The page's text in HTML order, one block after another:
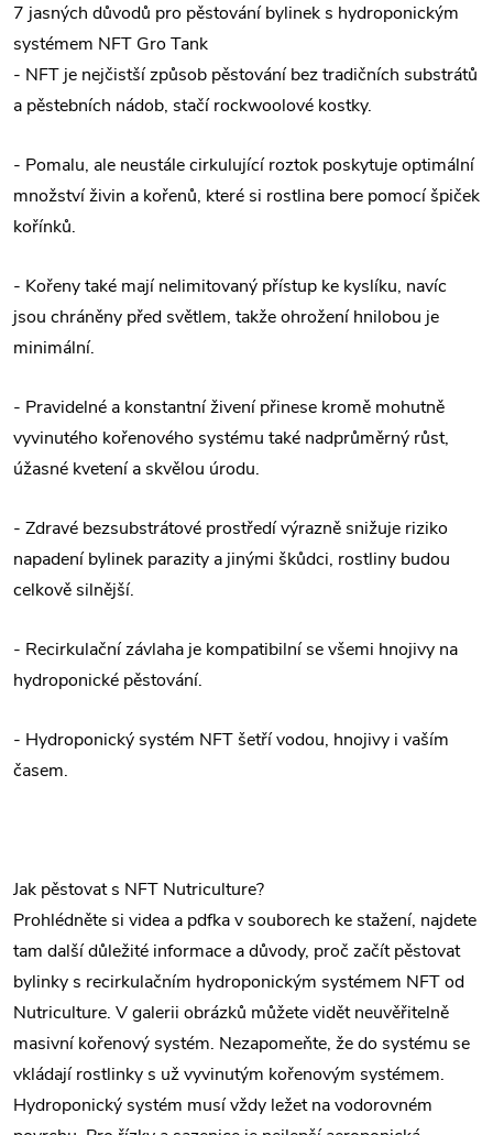
7 jasných důvodů pro pěstování bylinek s hydroponickým
systémem NFT Gro Tank
- NFT je nejčistší způsob pěstování bez tradičních substrátů
a pěstebních nádob, stačí rockwoolové kostky.
- Pomalu, ale neustále cirkulující roztok poskytuje optimální
množství živin a kořenů, které si rostlina bere pomocí špiček
kořínků.
- Kořeny také mají nelimitovaný přístup ke kyslíku, navíc
jsou chráněny před světlem, takže ohrožení hnilobou je
minimální.
- Pravidelné a konstantní živení přinese kromě mohutně
vyvinutého kořenového systému také nadprůměrný růst,
úžasné kvetení a skvělou úrodu.
- Zdravé bezsubstrátové prostředí výrazně snižuje riziko
napadení bylinek parazity a jinými škůdci, rostliny budou
celkově silnější.
- Recirkulační závlaha je kompatibilní se všemi hnojivy na
hydroponické pěstování.
- Hydroponický systém NFT šetří vodou, hnojivy i vaším
časem.
Jak pěstovat s NFT Nutriculture?
Prohlédněte si videa a pdfka v souborech ke stažení, najdete
tam další důležité informace a důvody, proč začít pěstovat
bylinky s recirkulačním hydroponickým systémem NFT od
Nutriculture. V galerii obrázků můžete vidět neuvěřitelně
masivní kořenový systém. Nezapomeňte, že do systému se
vkládají rostlinky s už vyvinutým kořenovým systémem.
Hydroponický systém musí vždy ležet na vodorovném